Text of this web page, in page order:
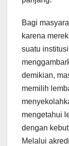
Bagi
karena
suatu
demikian,
memilih
mengetahui
dengan
Melalui